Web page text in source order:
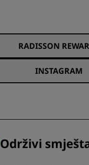
RADISSON
INSTAGRAM
Održivi